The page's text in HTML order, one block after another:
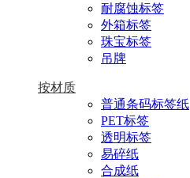
耐腐蚀标签
外箱标签
珠宝标签
吊牌
按材质
普通条码标签纸
PET标签
透明标签
易碎纸
合成纸